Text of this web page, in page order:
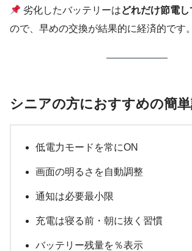
劣化したバッテリーはどれだけ節電
ので、早めの交換が結果的に経済的です。
シニアの方におすすめの簡
低電力モードを常にON
画面の明るさを自動調整
通知は必要最小限
充電は寝る前・朝に抜く習慣
バッテリー残量を％表示